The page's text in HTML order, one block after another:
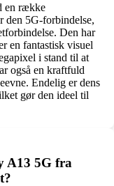
en række
den 5G-forbindelse,
Den har
en fantastisk visuel
i stand til at
også en kraftfuld
Endelig er dens
gør den ideel til
A13 5G fra